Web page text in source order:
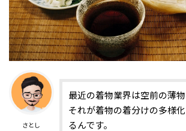
さとし
最近の着物業界は空前の薄物
それが着物の着分けの多様
るんです。